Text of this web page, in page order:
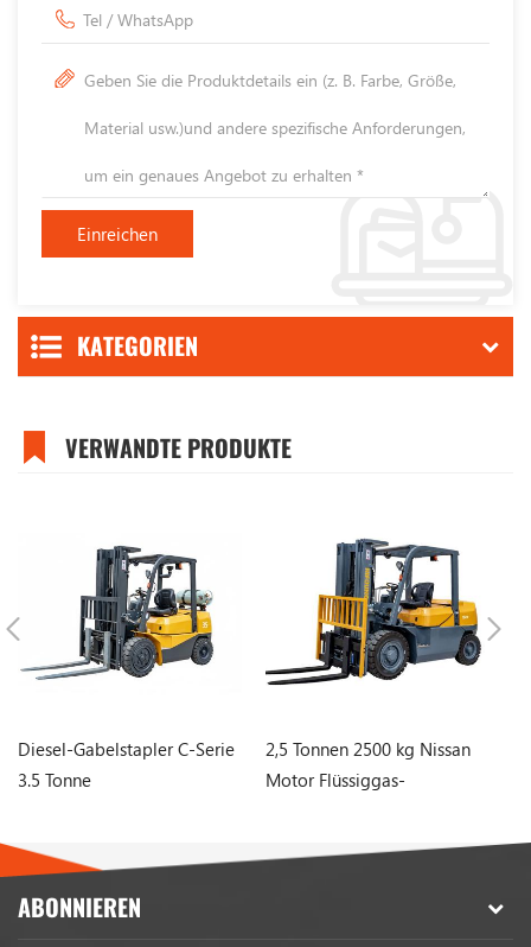
KATEGORIEN
VERWANDTE PRODUKTE
Diesel-Gabelstapler C-Serie
3.5 Tonne
2,5 Tonnen 2500 kg Nissan
Motor Flüssiggas-
ABONNIEREN